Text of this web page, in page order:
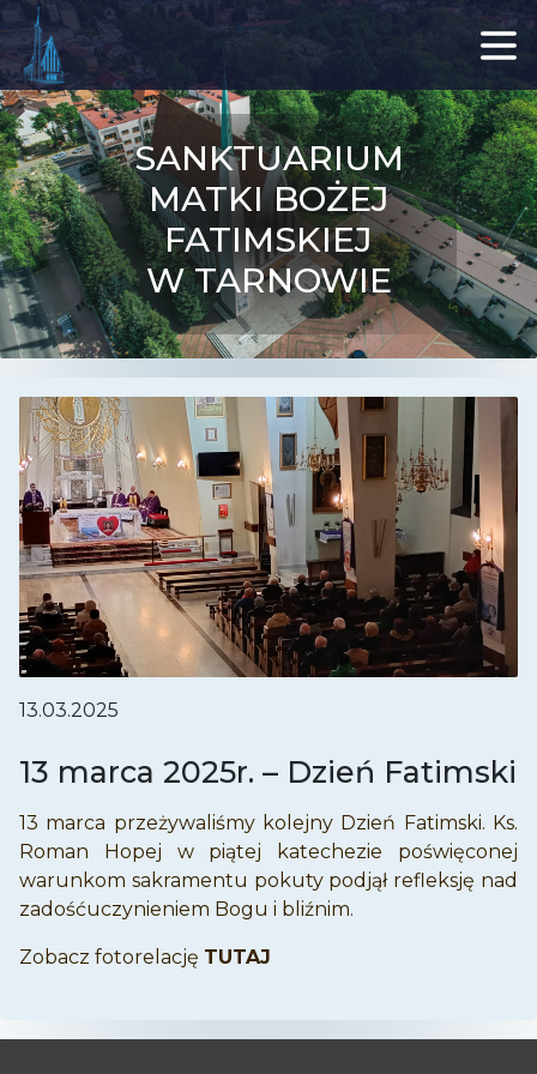
SANKTUARIUM
MATKI BOŻEJ
FATIMSKIEJ
W TARNOWIE
13.03.2025
13 marca 2025r. – Dzień Fatimski
13 marca przeżywaliśmy kolejny Dzień Fatimski. Ks.
Roman Hopej w piątej katechezie poświęconej
warunkom sakramentu pokuty podjął refleksję nad
zadośćuczynieniem Bogu i bliźnim.
Zobacz fotorelację TUTAJ